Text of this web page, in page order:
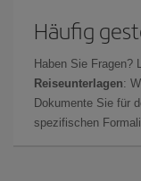
Häufig
Haben Sie Fragen?
Reiseunterlagen:
Dokumente Sie für
spezifischen